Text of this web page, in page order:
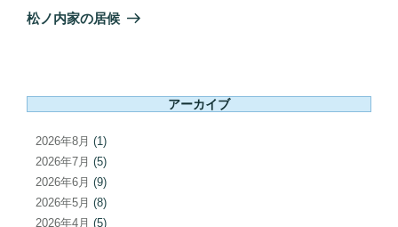
ー
ン
の
松ノ内家の居候
アーカイブ
2026年8月 (1)
2026年7月 (5)
2026年6月 (9)
2026年5月 (8)
2026年4月 (5)